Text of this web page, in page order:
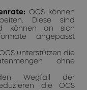
OCS können
Diese sind
können an sich
angepasst
OCS unterstützen die
ohne
Wegfall der
die OCS